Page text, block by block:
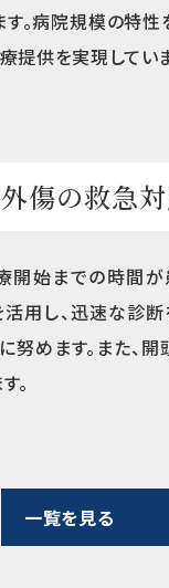
。病院規模の特性
提供を実現していま
傷の救急
始までの時間が
用し、迅速な診
努めます。また
。
一覧を見る